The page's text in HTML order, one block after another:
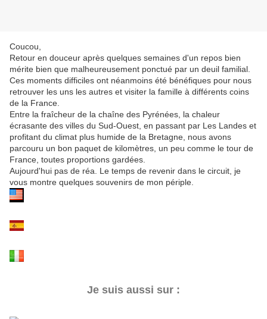
Coucou,
Retour en douceur après quelques semaines d'un repos bien
mérite bien que malheureusement ponctué par un deuil familial.
Ces moments difficiles ont néanmoins été bénéfiques pour nous
retrouver les uns les autres et visiter la famille à différents coins
de la France.
Entre la fraîcheur de la chaîne des Pyrénées, la chaleur
écrasante des villes du Sud-Ouest, en passant par Les Landes et
profitant du climat plus humide de la Bretagne, nous avons
parcouru un bon paquet de kilomètres, un peu comme le tour de
France, toutes proportions gardées.
Aujourd'hui pas de réa. Le temps de revenir dans le circuit, je
vous montre quelques souvenirs de mon périple.
Je suis aussi sur :